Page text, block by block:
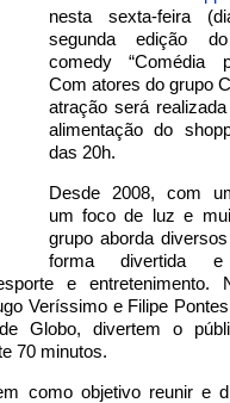
nesta sexta-feira
segunda edição
comedy “Comédia
Com atores do grupo
atração será
alimentação do
das 20h.
Desde 2008, com
um foco de luz e
grupo aborda
forma divertida e
e entretenimento.
Veríssimo e Filipe
Globo, divertem o
70 minutos.
como objetivo reunir e